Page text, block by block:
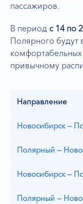
пассажиров.
В период с 14 по
Полярного будут
комфортабельных
привычному
Направление
Новосибирск —
Полярный —
Новосибирск —
Полярный —